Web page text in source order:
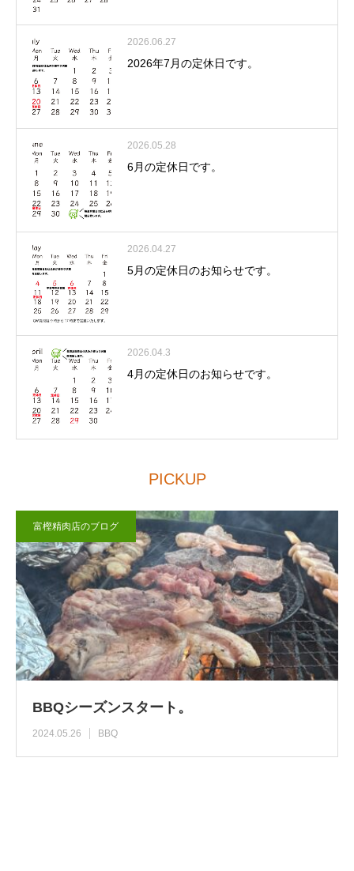
2026.06.27
2026年7月の定休日です。
2026.05.28
6月の定休日です。
2026.04.27
5月の定休日のお知らせです。
2026.04.3
4月の定休日のお知らせです。
PICKUP
富樫精肉店のブログ
BBQシーズンスタート。
2024.05.26 BBQ